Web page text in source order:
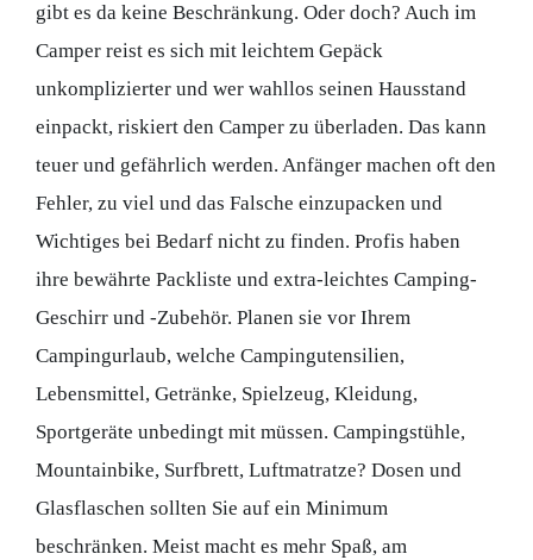
gibt es da keine Beschränkung. Oder doch? Auch im
Camper reist es sich mit leichtem Gepäck
unkomplizierter und wer wahllos seinen Hausstand
einpackt, riskiert den Camper zu überladen. Das kann
teuer und gefährlich werden. Anfänger machen oft den
Fehler, zu viel und das Falsche einzupacken und
Wichtiges bei Bedarf nicht zu finden. Profis haben
ihre bewährte Packliste und extra-leichtes Camping-
Geschirr und -Zubehör. Planen sie vor Ihrem
Campingurlaub, welche Campingutensilien,
Lebensmittel, Getränke, Spielzeug, Kleidung,
Sportgeräte unbedingt mit müssen. Campingstühle,
Mountainbike, Surfbrett, Luftmatratze? Dosen und
Glasflaschen sollten Sie auf ein Minimum
beschränken. Meist macht es mehr Spaß, am